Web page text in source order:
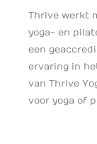
Thrive werkt
yoga- en
een
ervaring in
van Thrive
voor yoga of